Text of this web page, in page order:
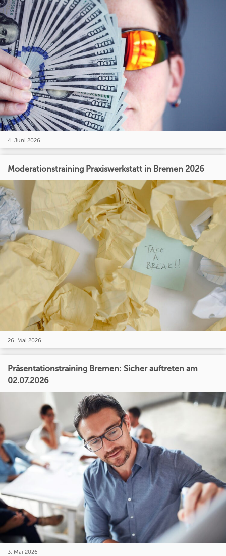
4. Juni 2026
Moderationstraining Praxiswerkstatt in Bremen 2026
26. Mai 2026
Präsentationstraining Bremen: Sicher auftreten am
02.07.2026
3. Mai 2026